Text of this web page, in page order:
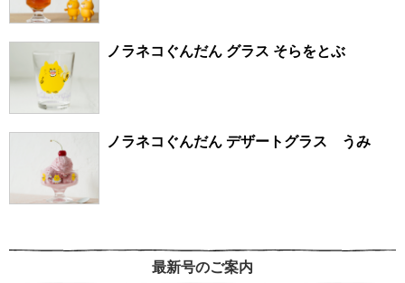
ノラネコぐんだん グラス そらをとぶ
ノラネコぐんだん デザートグラス うみ
最新号のご案内